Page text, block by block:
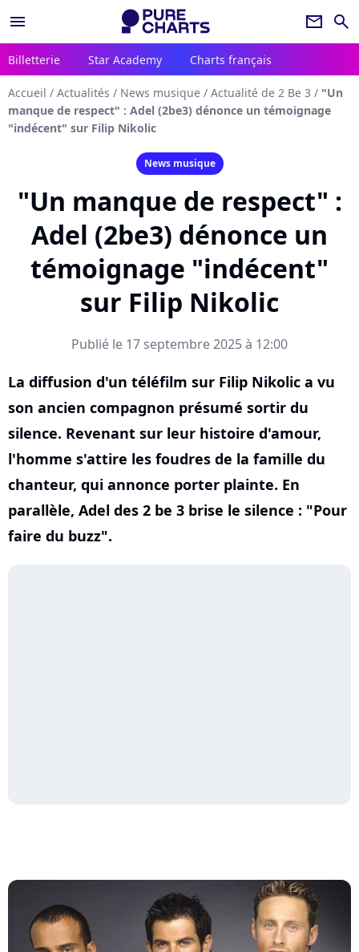
menu newsletter search
Billetterie Star Academy Charts français
Accueil / Actualités / News musique / Actualité de 2 Be 3 / "Un
manque de respect" : Adel (2be3) dénonce un témoignage
"indécent" sur Filip Nikolic
News musique
"Un manque de respect" :
Adel (2be3) dénonce un
témoignage "indécent"
sur Filip Nikolic
Publié le 17 septembre 2025 à 12:00
La diffusion d'un téléfilm sur Filip Nikolic a vu
son ancien compagnon présumé sortir du
silence. Revenant sur leur histoire d'amour,
l'homme s'attire les foudres de la famille du
chanteur, qui annonce porter plainte. En
parallèle, Adel des 2 be 3 brise le silence : "Pour
faire du buzz".